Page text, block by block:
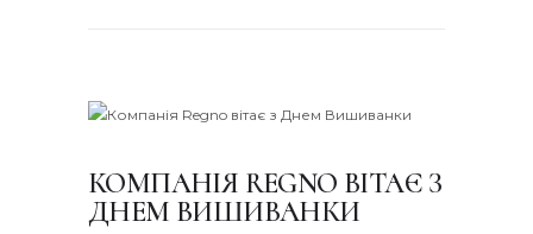
КОМПАНІЯ REGNO ВІТАЄ З
ДНЕМ ВИШИВАНКИ